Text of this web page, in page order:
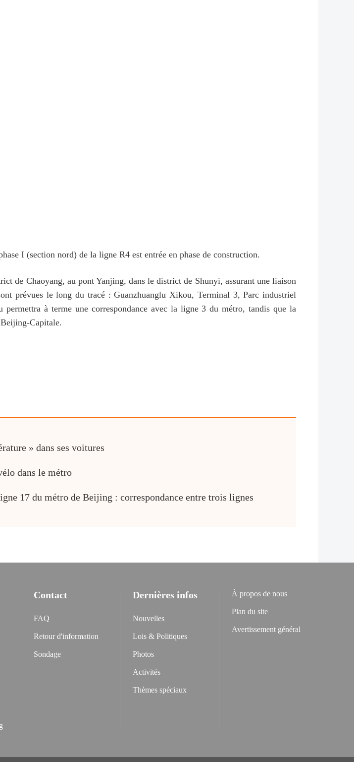
I (section nord) de la ligne R4 est entrée en phase de construction.
de Chaoyang, au pont Yanjing, dans le district de Shunyi, assurant une liaison
prévues le long du tracé : Guanzhuanglu Xikou, Terminal 3, Parc industriel
à terme une correspondance avec la ligne 3 du métro, tandis que la
Capitale.
» dans ses voitures
dans le métro
17 du métro de Beijing : correspondance entre trois lignes
Contact
FAQ
Retour d'information
Sondage
Dernières infos
Nouvelles
Lois & Politiques
Photos
Activités
Thèmes spéciaux
À propos de nous
Plan du site
Avertissement général